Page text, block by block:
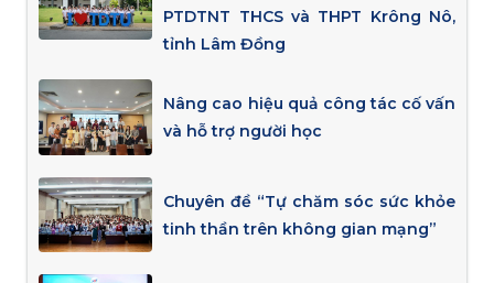
PTDTNT THCS và THPT Krông Nô,
tỉnh Lâm Đồng
Nâng cao hiệu quả công tác cố vấn
và hỗ trợ người học
Chuyên đề “Tự chăm sóc sức khỏe
tinh thần trên không gian mạng”